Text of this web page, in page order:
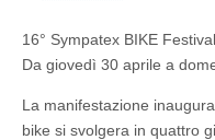
16° Sympatex BIKE
Da giovedì 30 aprile a
La manifestazione
bike si svolgera in quattro